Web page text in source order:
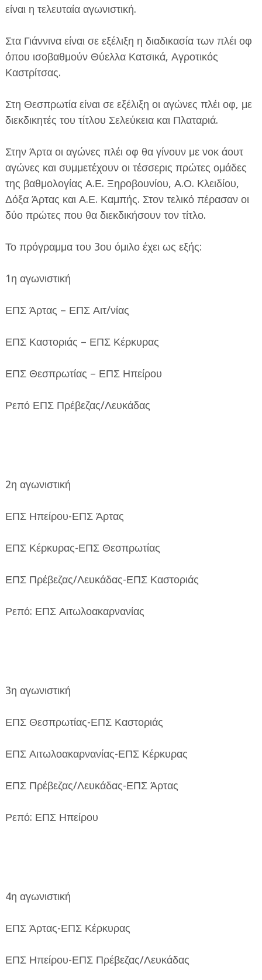
είναι η τελευταία αγωνιστική.
Στα Γιάννινα είναι σε εξέλιξη η διαδικασία των πλέι οφ
όπου ισοβαθμούν Θύελλα Κατσικά, Αγροτικός
Καστρίτσας.
Στη Θεσπρωτία είναι σε εξέλιξη οι αγώνες πλέι οφ, με
διεκδικητές του τίτλου Σελεύκεια και Πλαταριά.
Στην Άρτα οι αγώνες πλέι οφ θα γίνουν με νοκ άουτ
αγώνες και συμμετέχουν οι τέσσερις πρώτες ομάδες
της βαθμολογίας Α.Ε. Ξηροβουνίου, Α.Ο. Κλειδίου,
Δόξα Άρτας και Α.Ε. Καμπής. Στον τελικό πέρασαν οι
δύο πρώτες που θα διεκδικήσουν τον τίτλο.
Το πρόγραμμα του 3ου όμιλο έχει ως εξής:
1η αγωνιστική
ΕΠΣ Άρτας – ΕΠΣ Αιτ/νίας
ΕΠΣ Καστοριάς – ΕΠΣ Κέρκυρας
ΕΠΣ Θεσπρωτίας – ΕΠΣ Ηπείρου
Ρεπό ΕΠΣ Πρέβεζας/Λευκάδας
2η αγωνιστική
ΕΠΣ Ηπείρου-ΕΠΣ Άρτας
ΕΠΣ Κέρκυρας-ΕΠΣ Θεσπρωτίας
ΕΠΣ Πρέβεζας/Λευκάδας-ΕΠΣ Καστοριάς
Ρεπό: ΕΠΣ Αιτωλοακαρνανίας
3η αγωνιστική
ΕΠΣ Θεσπρωτίας-ΕΠΣ Καστοριάς
ΕΠΣ Αιτωλοακαρνανίας-ΕΠΣ Κέρκυρας
ΕΠΣ Πρέβεζας/Λευκάδας-ΕΠΣ Άρτας
Ρεπό: ΕΠΣ Ηπείρου
4η αγωνιστική
ΕΠΣ Άρτας-ΕΠΣ Κέρκυρας
ΕΠΣ Ηπείρου-ΕΠΣ Πρέβεζας/Λευκάδας